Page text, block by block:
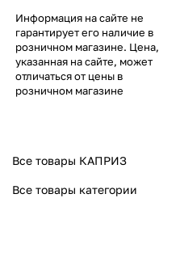
Информация на сайте не
гарантирует его наличие в
розничном магазине. Цена,
указанная на сайте, может
отличаться от цены в
розничном магазине
Все товары КАПРИЗ
Все товары категории